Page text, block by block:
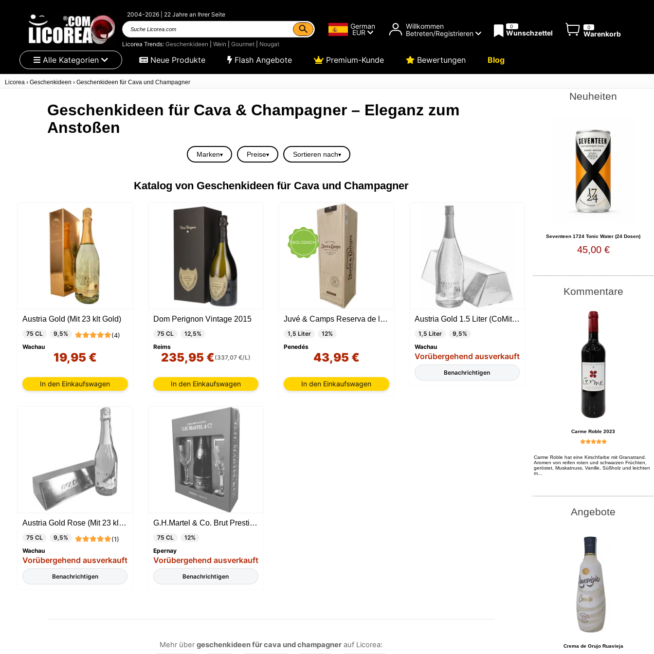
2004-2026 | 22 Jahre an Ihrer Seite
Suche
Licorea.com
Licorea Trends: Geschenkideen Wein Gourmet| Nougat
German
EUR
Willkommen
Betreten/Registrieren
0
Wunschzettel
0
Warenkorb
Alle Kategorien Neue Produkte Flash Angebote Premium-Kunde Bewertungen Blog
Licorea › Geschenkideen › Geschenkideen für Cava und Champagner
Geschenkideen für Cava & Champagner – Eleganz zum
Anstoßen
Marken Preise Sortieren nach
Katalog von Geschenkideen für Cava und Champagner
Austria Gold (Mit 23 klt Gold)
75 CL 9,5% (4)
Wachau
19,95 €
In den Einkaufswagen
Dom Perignon Vintage 2015
75 CL
12,5%
Reims
235,95 €(337,07 €/L)
In den Einkaufswagen
ÖKOLOGISCH
Juvé & Camps Reserva de la Familia 1.5 Litros 2018
1,5 Liter
12%
Penedés
43,95 €
In den Einkaufswagen
Austria Gold 1.5 Liter (CoMit 23 klt Gold)
1,5 Liter
9,5%
Wachau
Vorübergehend ausverkauft
Benachrichtigen
Austria Gold Rose (Mit 23 klt Gold)
75 CL 9,5% (1)
Wachau
Vorübergehend ausverkauft
Benachrichtigen
G.H.Martel & Co. Brut Prestige + 2 Gläsern
75 CL
12%
Epernay
Vorübergehend ausverkauft
Benachrichtigen
Mehr über geschenkideen für cava und champagner auf Licorea:
Neuheiten
Seventeen 1724 Tonic Water (24 Dosen)
45,00 €
Kommentare
Carme Roble 2023
Carme Roble hat eine Kirschfarbe mit Granatrand.
Aromen von reifen roten und schwarzen Früchten,
geröstet, Muskatnuss, Vanille, Süßholz und leichten
m...
Angebote
Crema de Orujo Ruavieja